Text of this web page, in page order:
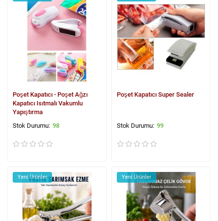
Poşet Kapatıcı - Poşet Ağzı
Kapatıcı Isıtmalı Vakumlu
Yapıştırma
98
Poşet Kapatıcı Super Sealer
99
Yeni Ürünler Yeni Ürünler